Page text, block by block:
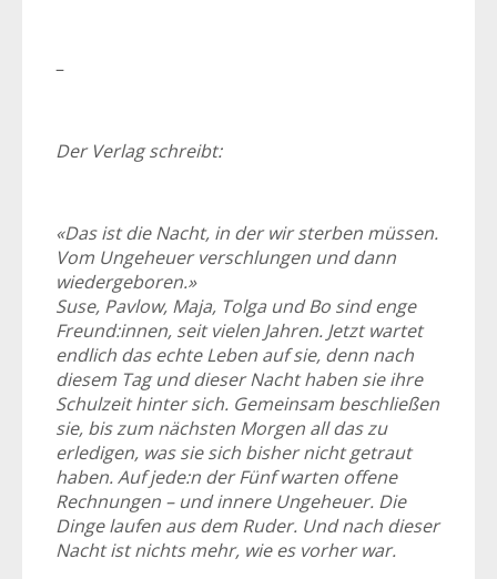
–
Der Verlag schreibt:
«Das ist die Nacht, in der wir sterben müssen.
Vom Ungeheuer verschlungen und dann
wiedergeboren.»
Suse, Pavlow, Maja, Tolga und Bo sind enge
Freund:innen, seit vielen Jahren. Jetzt wartet
endlich das echte Leben auf sie, denn nach
diesem Tag und dieser Nacht haben sie ihre
Schulzeit hinter sich. Gemeinsam beschließen
sie, bis zum nächsten Morgen all das zu
erledigen, was sie sich bisher nicht getraut
haben. Auf jede:n der Fünf warten offene
Rechnungen – und innere Ungeheuer. Die
Dinge laufen aus dem Ruder. Und nach dieser
Nacht ist nichts mehr, wie es vorher war.